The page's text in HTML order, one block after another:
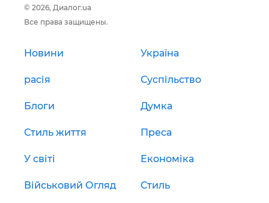
© 2026, Диалог.ua
Все права защищены.
Новини Україна
расія Суспільство
Блоги Думка
Стиль життя Преса
У світі Економіка
Військовий Огляд Стиль